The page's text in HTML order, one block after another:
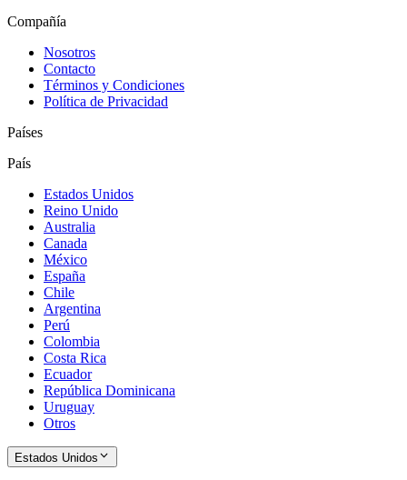
Compañía
Nosotros
Contacto
Términos y Condiciones
Política de Privacidad
Países
País
Estados Unidos
Reino Unido
Australia
Canada
México
España
Chile
Argentina
Perú
Colombia
Costa Rica
Ecuador
República Dominicana
Uruguay
Otros
Estados Unidos